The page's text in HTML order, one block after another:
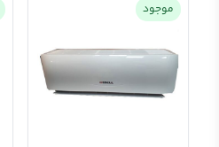
موجود